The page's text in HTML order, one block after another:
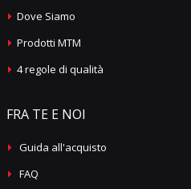
Dove Siamo
Prodotti MTM
4 regole di qualità
FRA TE E NOI
Guida all'acquisto
FAQ